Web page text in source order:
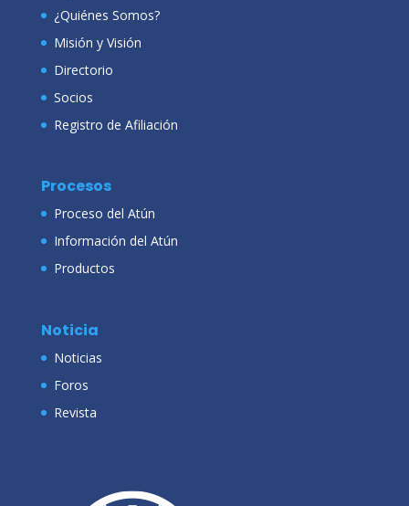
¿Quiénes Somos?
Misión y Visión
Directorio
Socios
Registro de Afiliación
Procesos
Proceso del Atún
Información del Atún
Productos
Noticia
Noticias
Foros
Revista